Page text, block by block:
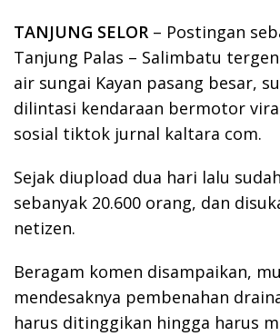
TANJUNG SELOR – Postingan
Tanjung Palas – Salimbatu
air sungai Kayan pasang besar,
dilintasi kendaraan bermotor
sosial tiktok jurnal kaltara com.
Sejak diupload dua hari lalu
sebanyak 20.600 orang, dan
netizen.
Beragam komen disampaikan,
mendesaknya pembenahan
harus ditinggikan hingga harus